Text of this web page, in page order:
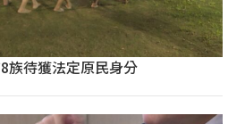
族待獲法定原民身分